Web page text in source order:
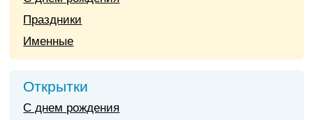
Праздники
Именные
Открытки
С днем рождения